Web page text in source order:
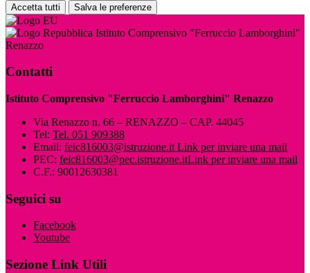
Accetta tutti Salva le preferenze
Istituto Comprensivo "Ferruccio Lamborghini"
Renazzo
Contatti
Istituto Comprensivo "Ferruccio Lamborghini" Renazzo
Via Renazzo n. 66 – RENAZZO – CAP. 44045
Tel: Tel. 051 909388
Email: feic816003@istruzione.it Link per inviare una mail
PEC: feic816003@pec.istruzione.itLink per inviare una mail
C.F.: 90012630381
Seguici su
Facebook
Youtube
Sezione Link Utili